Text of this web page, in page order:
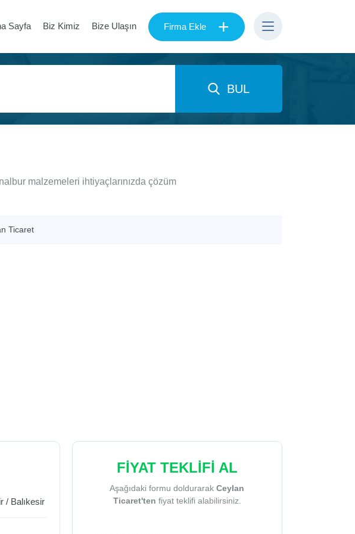
Sayfa Biz Kimiz Bize Ulaşın Firma Ekle +
BUL
malzemeleri ihtiyaçlarınızda çözüm
Ticaret
/ Balıkesir
FİYAT TEKLİFİ AL
Aşağıdaki formu doldurarakCeylan
Ticaret'ten fiyat teklifi alabilirsiniz.